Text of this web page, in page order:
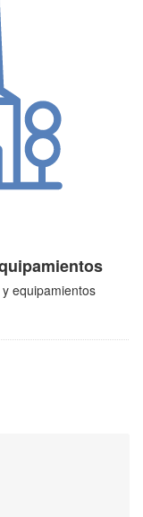
equipamientos